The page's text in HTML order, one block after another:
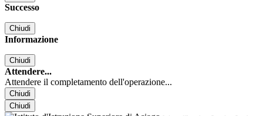
Successo
Chiudi
Informazione
Chiudi
Attendere...
Attendere il completamento dell'operazione...
Chiudi
Chiudi